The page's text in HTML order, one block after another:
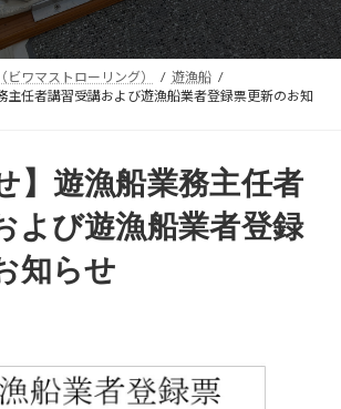
ビワマストローリング）
遊漁船
主任者講習受講および遊漁船業者登録票更新のお知
】遊漁船業務主任者
よび遊漁船業者登録
知らせ